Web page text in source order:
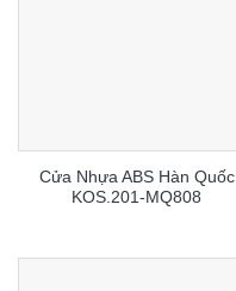
Cửa Nhựa ABS Hàn Quốc
KOS.201-MQ808